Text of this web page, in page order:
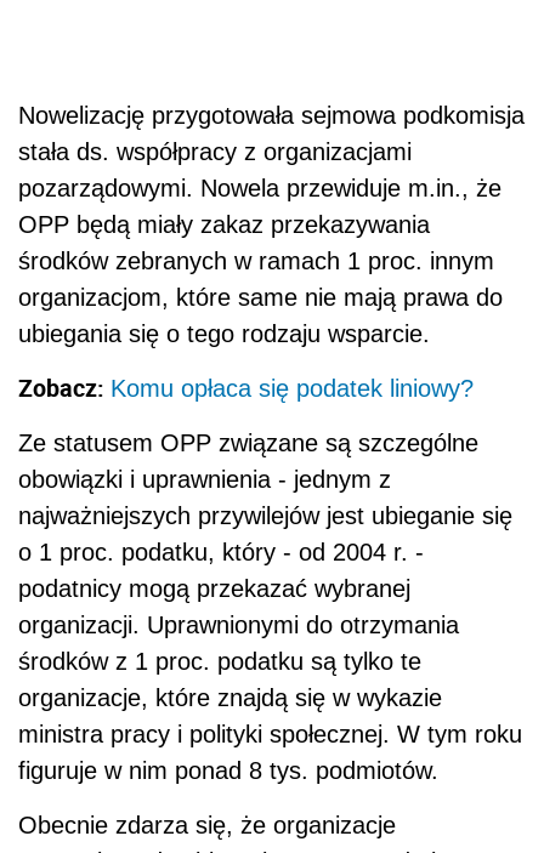
Nowelizację przygotowała sejmowa podkomisja
stała ds. współpracy z organizacjami
pozarządowymi. Nowela przewiduje m.in., że
OPP będą miały zakaz przekazywania
środków zebranych w ramach 1 proc. innym
organizacjom, które same nie mają prawa do
ubiegania się o tego rodzaju wsparcie.
Zobacz: Komu opłaca się podatek liniowy?
Ze statusem OPP związane są szczególne
obowiązki i uprawnienia - jednym z
najważniejszych przywilejów jest ubieganie się
o 1 proc. podatku, który - od 2004 r. -
podatnicy mogą przekazać wybranej
organizacji. Uprawnionymi do otrzymania
środków z 1 proc. podatku są tylko te
organizacje, które znajdą się w wykazie
ministra pracy i polityki społecznej. W tym roku
figuruje w nim ponad 8 tys. podmiotów.
Obecnie zdarza się, że organizacje